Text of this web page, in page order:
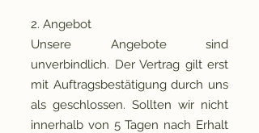
2. Angebot
Unsere Angebote sind
unverbindlich. Der Vertrag gilt erst
mit Auftragsbestätigung durch uns
als geschlossen. Sollten wir nicht
innerhalb von 5 Tagen nach Erhalt